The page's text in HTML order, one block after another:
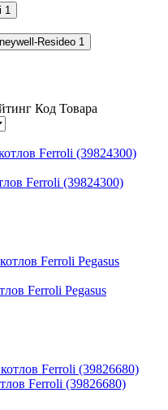
1
Resideo 1
Код Товара
Ferroli (39824300)
Ferroli Pegasus
Ferroli (39826680)